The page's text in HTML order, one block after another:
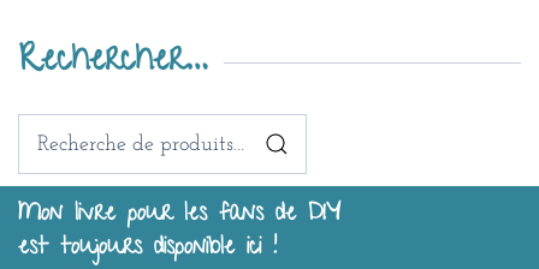
Rechercher…
Recherche
Mon livre pour les fans de DIY
est toujours disponible ici !